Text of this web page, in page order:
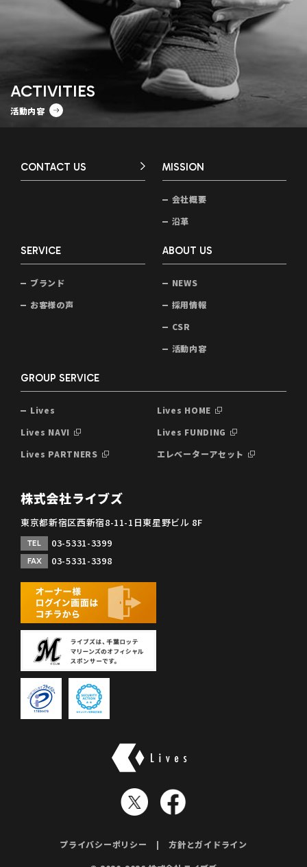
ACTIVITIES
活動内容
CONTACT US MISSION
会社概要
沿革
SERVICE
ブランド
お客様の声
ABOUT US
NEWS
採用情報
CSR
活動内容
GROUP SERVICE
Lives
Lives HOME
Lives NAVI
Lives FUNDING
Lives PARTNERS
エレベーターアセット
株式会社ライブズ
東京都新宿区西新宿8-11-1日東星野ビル 8F
TEL 03-5331-3399
FAX 03-5331-3398
プライバシーポリシー 方針とガイドライン